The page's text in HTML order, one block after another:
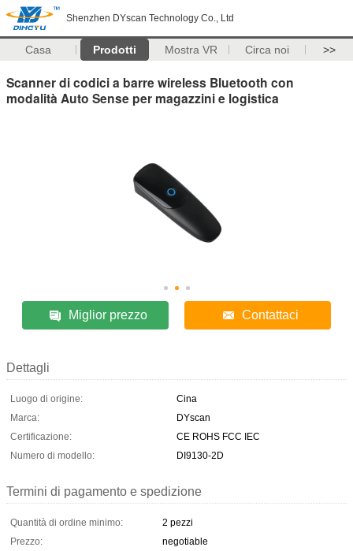
Shenzhen DYscan Technology Co., Ltd
Casa Prodotti Mostra VR Circa noi >>
Scanner di codici a barre wireless Bluetooth con
modalità Auto Sense per magazzini e logistica
Miglior prezzo Contattaci
Dettagli
Luogo di origine:
Cina
Marca:
DYscan
Certificazione:
CE ROHS FCC IEC
Numero di modello:
DI9130-2D
Termini di pagamento e spedizione
Quantità di ordine minimo:
2 pezzi
Prezzo:
negotiable